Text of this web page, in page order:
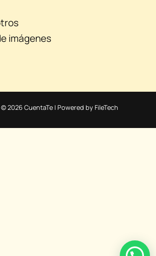
imágenes
2026 CuentaTe | Powered by FileTech